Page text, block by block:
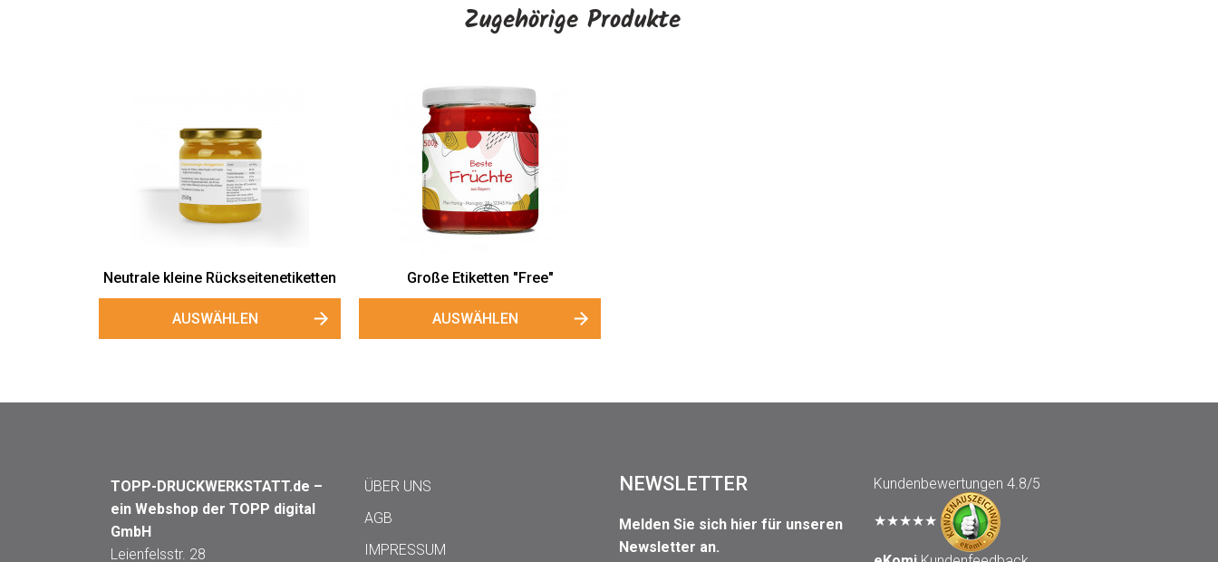
Zugehörige Produkte
Neutrale kleine Rückseitenetiketten
AUSWÄHLEN
Große Etiketten "Free"
AUSWÄHLEN
TOPP-DRUCKWERKSTATT.de –
ein Webshop der TOPP digital
GmbH
Leienfelsstr. 28
ÜBER UNS
AGB
IMPRESSUM
NEWSLETTER
Melden Sie sich hier für unseren
Newsletter an.
Kundenbewertungen 4.8/5
★★★★★